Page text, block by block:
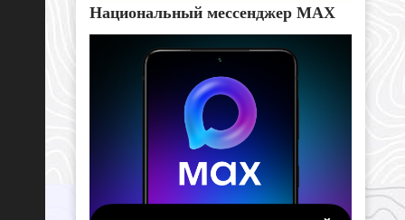
Национальный мессенджер MAX